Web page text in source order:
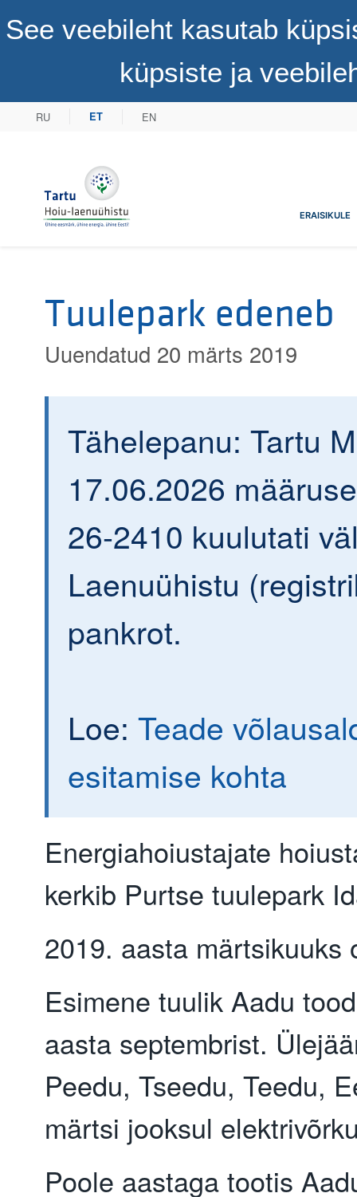
See veebileht kasutab
küpsiste ja
RU ET EN
Tartu Hoiu-laenuühistuERAISIKULE
Tuulepark edeneb
Uuendatud 20 märts 2019
Tähelepanu: Tartu
17.06.2026
26-2410 kuulutati
Laenuühistu
pankrot.
Loe: Teade
esitamise kohta
Energiahoiustajate
kerkib Purtse tuulepark
2019. aasta
Esimene tuulik Aadu
aasta septembrist.
Peedu, Tseedu, Teedu,
märtsi jooksul
Poole aastaga tootis